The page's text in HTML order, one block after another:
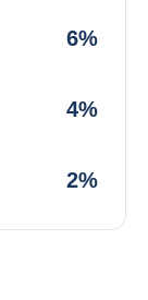
6%
4%
2%